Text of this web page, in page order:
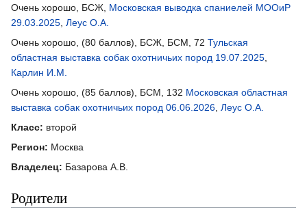
Очень хорошо, БСЖ, Московская выводка спаниелей МООиР
29.03.2025, Леус О.А.
Очень хорошо, (80 баллов), БСЖ, БСМ, 72 Тульская
областная выставка собак охотничьих пород 19.07.2025,
Карлин И.М.
Очень хорошо, (85 баллов), БСМ, 132 Московская областная
выставка собак охотничьих пород 06.06.2026, Леус О.А.
Класс: второй
Регион: Москва
Владелец: Базарова А.В.
Родители